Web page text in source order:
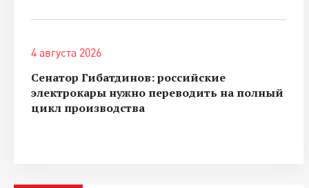
4 августа 2026
Сенатор Гибатдинов: российские
электрокары нужно переводить на полный
цикл производства